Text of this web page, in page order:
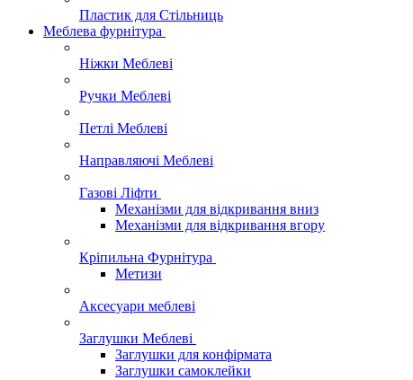
Пластик для Стільниць
Меблева фурнітура
Ніжки Меблеві
Ручки Меблеві
Петлі Меблеві
Направляючі Меблеві
Газові Ліфти
Механізми для відкривання вниз
Механізми для відкривання вгору
Кріпильна Фурнітура
Метизи
Аксесуари меблеві
Заглушки Меблеві
Заглушки для конфірмата
Заглушки самоклейки